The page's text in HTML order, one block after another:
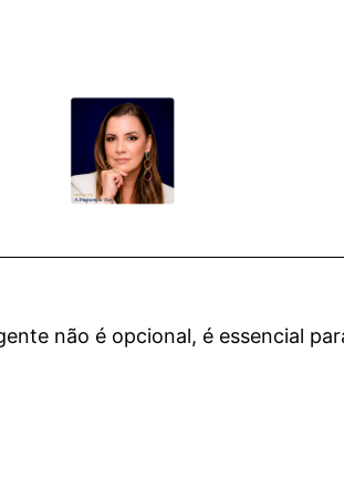
não é opcional, é essencial